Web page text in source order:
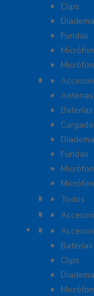
Clips
Fundas
Antenas
Baterías
Fundas
Radios
Todos
Baterías
Clips